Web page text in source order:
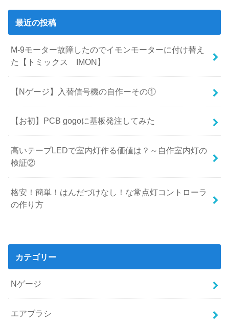
最近の投稿
M-9モーター故障したのでイモンモーターに付け替え
た【トミックス IMON】
【Nゲージ】入替信号機の自作ーその①
【お初】PCB gogoに基板発注してみた
高いテープLEDで室内灯作る価値は？～自作室内灯の
検証②
格安！簡単！はんだづけなし！な常点灯コントローラ
の作り方
カテゴリー
Nゲージ
エアブラシ